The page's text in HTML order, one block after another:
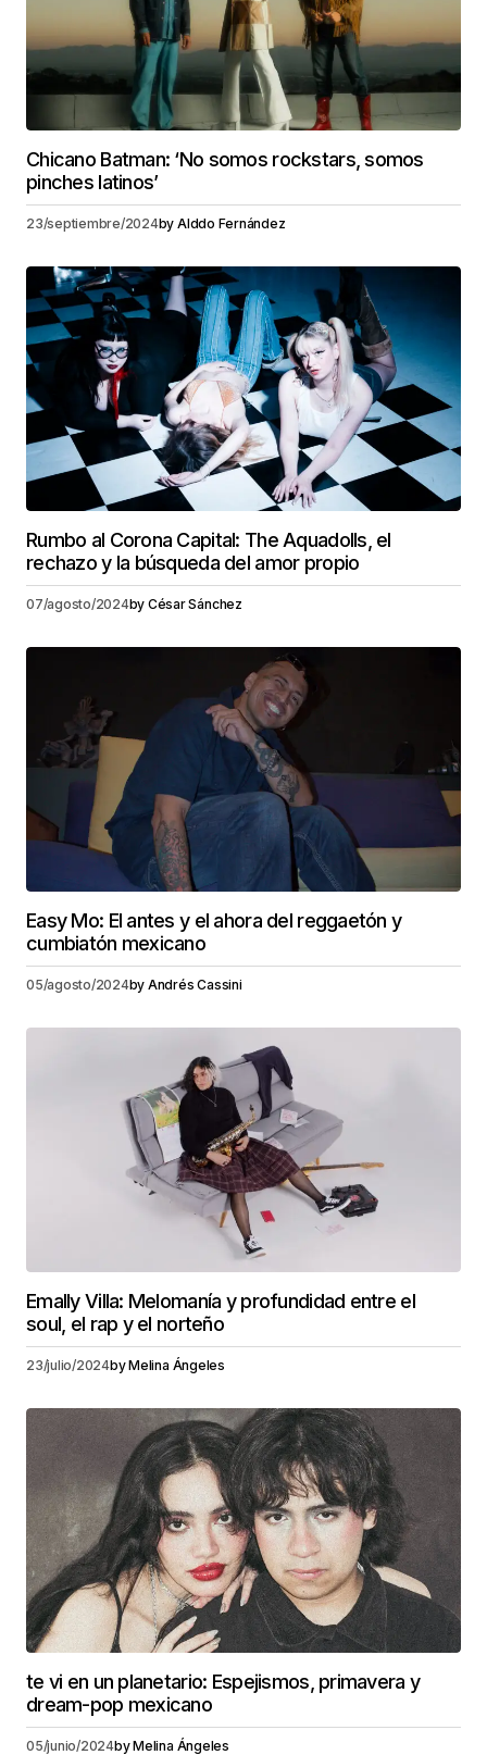
Chicano Batman: ‘No somos rockstars, somos
pinches latinos’
23/septiembre/2024by Alddo Fernández
Rumbo al Corona Capital: The Aquadolls, el
rechazo y la búsqueda del amor propio
07/agosto/2024by César Sánchez
Easy Mo: El antes y el ahora del reggaetón y
cumbiatón mexicano
05/agosto/2024by Andrés Cassini
Emally Villa: Melomanía y profundidad entre el
soul, el rap y el norteño
23/julio/2024byMelina Ángeles
te vi en un planetario: Espejismos, primavera y
dream-pop mexicano
05/junio/2024byMelina Ángeles